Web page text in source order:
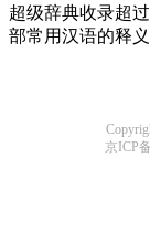
超级辞典收录超
部常用汉语的释
京ICP